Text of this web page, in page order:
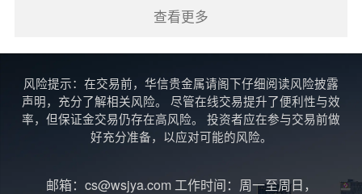
动可能会受到多种因素的影响，比如国际局势、经济数
总结
炒黄金的买入和卖出就像是一场精心策划的舞蹈，
既需要时机的把握，也需要技巧的运用。无论你是新手
查看更多
风险提示：在交易前，华信贵金属请阁下仔细阅读风险披露
声明，充分了解相关风险。 尽管在线交易提升了便利性与效
率，但保证金交易仍存在高风险。 投资者应在参与交易前做
好充分准备，以应对可能的风险。
邮箱：cs@wsjya.com 工作时间：周一至周日，